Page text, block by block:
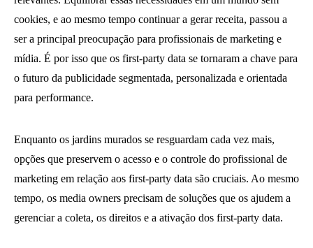
cookies, e ao mesmo tempo continuar a gerar receita, passou a
ser a principal preocupação para profissionais de marketing e
mídia. É por isso que os first-party data se tornaram a chave para
o futuro da publicidade segmentada, personalizada e orientada
para performance.
Enquanto os jardins murados se resguardam cada vez mais,
opções que preservem o acesso e o controle do profissional de
marketing em relação aos first-party data são cruciais. Ao mesmo
tempo, os media owners precisam de soluções que os ajudem a
gerenciar a coleta, os direitos e a ativação dos first-party data.